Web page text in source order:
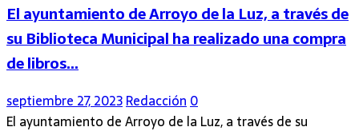
El ayuntamiento de Arroyo de la Luz, a través de
su Biblioteca Municipal ha realizado una compra
de libros…
septiembre 27, 2023Redacción0
El ayuntamiento de Arroyo de la Luz, a través de su